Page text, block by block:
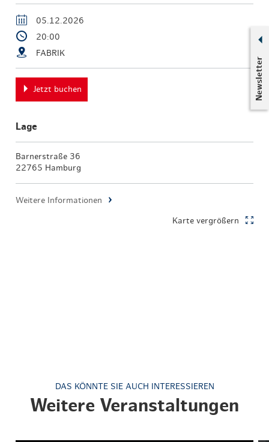
Newsletter
05.12.2026
20:00
FABRIK
Jetzt buchen
Lage
Barnerstraße 36
22765 Hamburg
Weitere Informationen
Karte vergrößern
DAS KÖNNTE SIE AUCH INTERESSIEREN
Weitere Veranstaltungen